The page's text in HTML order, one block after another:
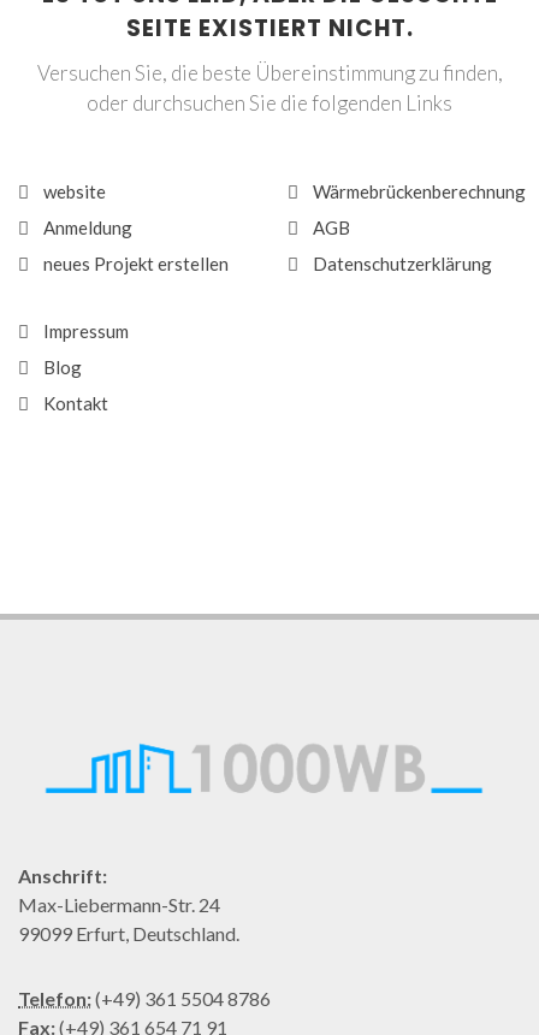
SEITE EXISTIERT NICHT.
Versuchen Sie, die beste Übereinstimmung zu finden,
oder durchsuchen Sie die folgenden Links
website
Anmeldung
neues Projekt erstellen
Wärmebrückenberechnung
AGB
Datenschutzerklärung
Impressum
Blog
Kontakt
Anschrift:
Max-Liebermann-Str. 24
99099 Erfurt, Deutschland.
Telefon:(+49) 361 5504 8786
Fax:(+49) 361 654 71 91